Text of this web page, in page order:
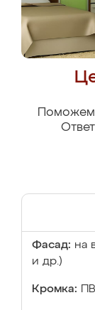
Поможем
Фасад: на
и др.)
Кромка: